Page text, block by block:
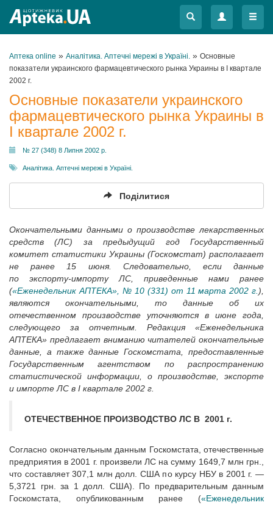
Меню
Меню
Аптека online » Аналітика. Аптечні мережі в Україні. » Основные
показатели украинского фармацевтического рынка Украины в I квартале
2002 г.
Основные показатели украинского
фармацевтического рынка Украины в
I квартале 2002 г.
№ 27 (348) 8 Липня 2002 р.
Аналітика. Аптечні мережі в Україні.
Поділитися
Окончательными данными о производстве лекарственных
средств (ЛС) за предыдущий год Государственный
комитет статистики Украины (Госкомстат) располагает
не ранее 15 июня. Следовательно, если данные
по экспорту-импорту ЛС, приведенные нами ранее
(«Еженедельник АПТЕКА», № 10 (331) от 11 марта 2002 г. ),
являются окончательными, то данные об их
отечественном производстве уточняются в июне года,
следующего за отчетным. Редакция «Еженедельника
АПТЕКА» предлагает вниманию читателей окончательные
данные, а также данные Госкомстата, предоставленные
Государственным агентством по распространению
статистической информации, о производстве, экспорте
и импорте ЛС в I квартале 2002 г.
ОТЕЧЕСТВЕННОЕ ПРОИЗВОДСТВО ЛС В 2001 г.
Согласно окончательным данным Госкомстата, отечественные
предприятия в 2001 г. произвели ЛС на сумму 1649,7 млн грн.,
что составляет 307,1 млн долл. США по курсу НБУ в 2001 г. —
5,3721 грн. за 1 долл. США). По предварительным данным
Госкомстата, опубликованным ранее («Еженедельник